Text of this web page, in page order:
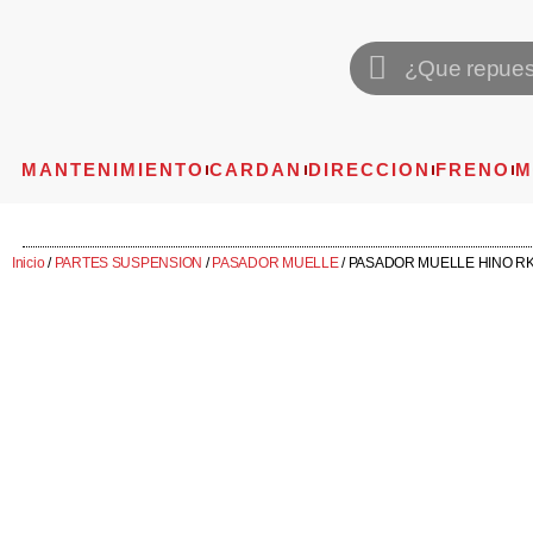
MANTENIMIENTO CARDAN DIRECCION FRENO
Inicio/ PARTES SUSPENSION / PASADOR MUELLE/ PASADOR MUELLE HINO